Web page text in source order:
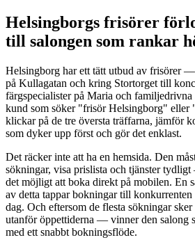
Helsingborgs frisörer
till salongen som rankar
Helsingborg har ett tätt utbud av frisörer
på Kullagatan och kring Stortorget till
färgspecialister på Maria och
kund som söker "frisör Helsingborg" eller
klickar på de tre översta träffarna, jämför
som dyker upp först och gör det enklast.
Det räcker inte att ha en hemsida. Den
sökningar, visa prislista och tjänster
det möjligt att boka direkt på mobilen. En
av detta tappar bokningar till
dag. Och eftersom de flesta sökningar
utanför öppettiderna — vinner den salong
med ett snabbt bokningsflöde.